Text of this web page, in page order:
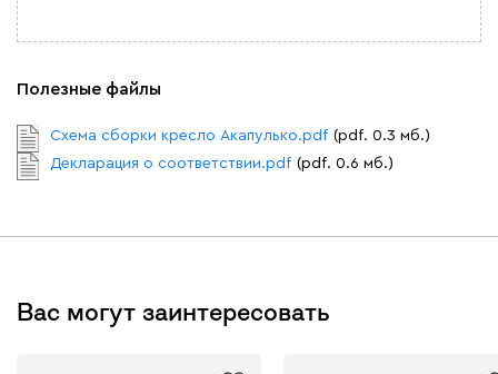
Полезные файлы
Схема сборки кресло Акапулько.pdf (pdf. 0.3 мб.)
Декларация о соответствии.pdf (pdf. 0.6 мб.)
Вас могут заинтересовать